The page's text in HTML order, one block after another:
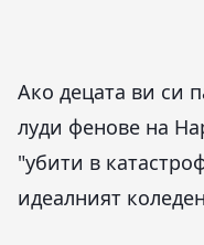
Ако децата ви си
луди фенове на
"убити в
идеалният